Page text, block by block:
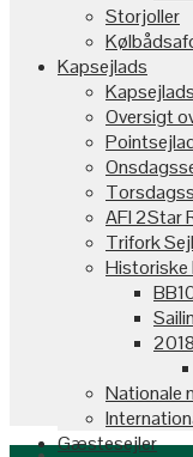
Storjoller
Kapsejlads
Oversigt
AFI 2Star
Trifork
Historiske
Nationale
Gæstesejler